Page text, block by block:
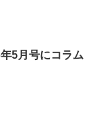
5月号にコラム